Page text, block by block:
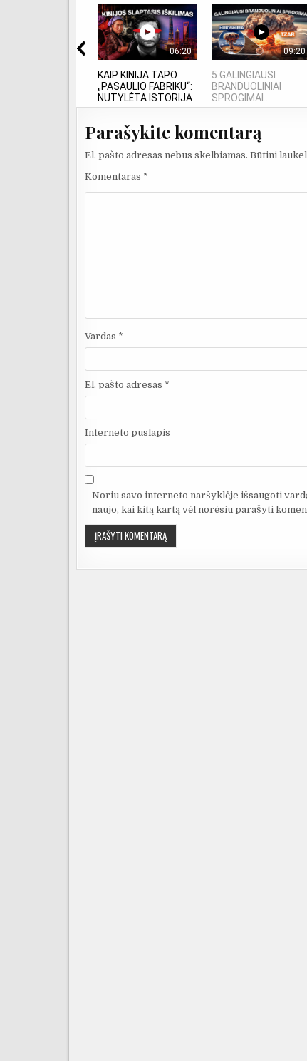
06:20
KAIP KINIJA TAPO
„PASAULIO FABRIKU“:
NUTYLĖTA ISTORIJA
09:20
5 GALINGIAUSI
BRANDUOLINIAI
SPROGIMAI...
Parašykite komentarą
El. pašto adresas nebus skelbiamas. Būtini
Komentaras *
Vardas *
El. pašto adresas *
Interneto puslapis
Noriu savo interneto naršyklėje išsaugoti
naujo, kai kitą kartą vėl norėsiu parašyti